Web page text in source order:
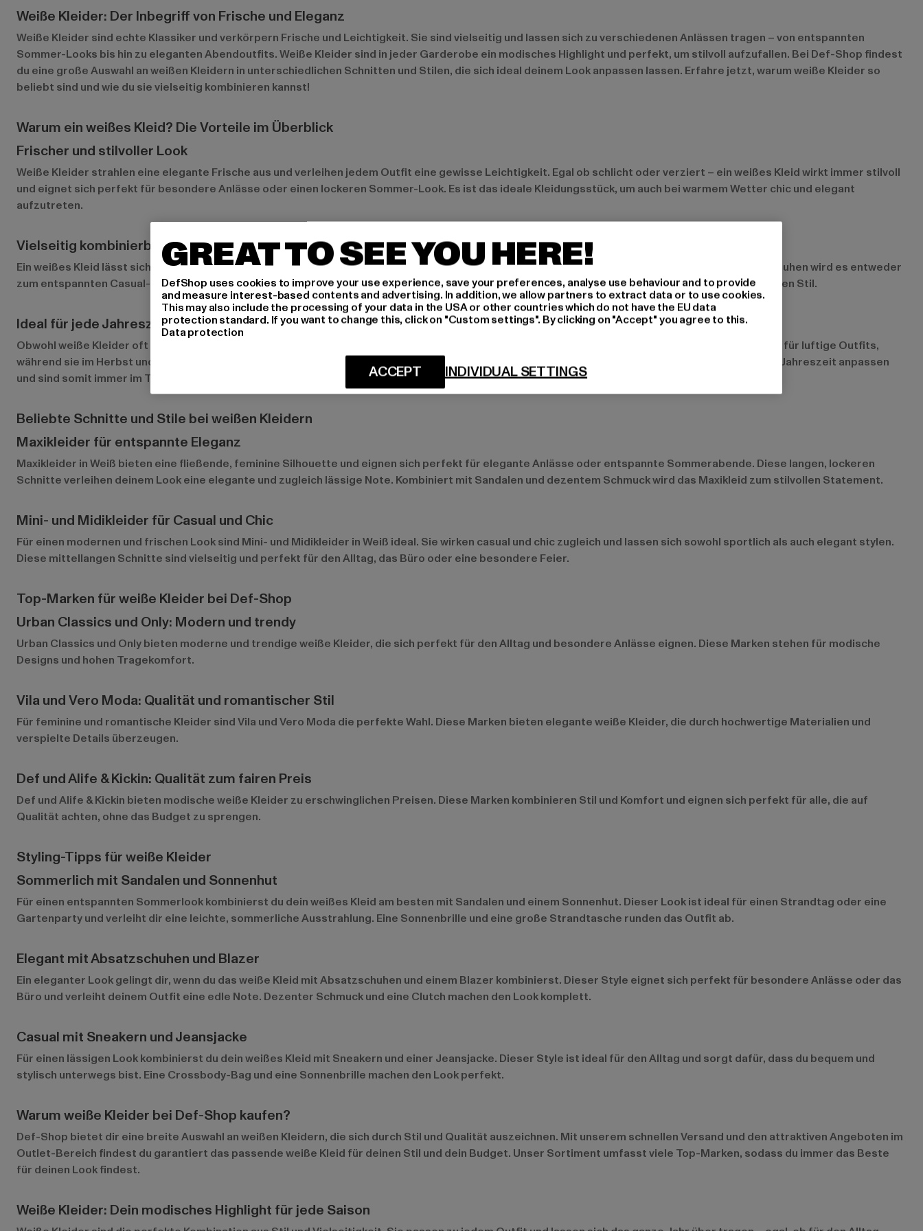
Weiße Kleider: Der Inbegriff von Frische und Eleganz
Weiße Kleider sind echte Klassiker und verkörpern Frische und Leichtigkeit. Sie sind vielseitig und lassen sich zu verschiedenen Anlässen tragen – von entspannten
Sommer-Looks bis hin zu eleganten Abendoutfits. Weiße Kleider sind in jeder Garderobe ein modisches Highlight und perfekt, um stilvoll aufzufallen. Bei Def-Shop findest
du eine große Auswahl an weißen Kleidern in unterschiedlichen Schnitten und Stilen, die sich ideal deinem Look anpassen lassen. Erfahre jetzt, warum weiße Kleider so
beliebt sind und wie du sie vielseitig kombinieren kannst!
Warum ein weißes Kleid? Die Vorteile im Überblick
Frischer und stilvoller Look
Weiße Kleider strahlen eine elegante Frische aus und verleihen jedem Outfit eine gewisse Leichtigkeit. Egal ob schlicht oder verziert – ein weißes Kleid wirkt immer stilvoll
und eignet sich perfekt für besondere Anlässe oder einen lockeren Sommer-Look. Es ist das ideale Kleidungsstück, um auch bei warmem Wetter chic und elegant
aufzutreten.
Vielseitig kombinierbar
Ein weißes Kleid lässt sich leicht an verschiedene Anlässe anpassen und ist somit ein echtes Allround-Talent. Mit den richtigen Accessoires und Schuhen wird es entweder
zum entspannten Casual-Outfit oder zum eleganten Abendlook. Durch seine Vielseitigkeit passt ein weißes Kleid perfekt in jede Jahreszeit und jeden Stil.
Ideal für jede Jahreszeit
Obwohl weiße Kleider oft im Sommer getragen werden, sind sie das ganze Jahr über ein modisches Highlight. Im Frühling und Sommer sind sie ideal für luftige Outfits,
während sie im Herbst und Winter mit Strumpfhosen und einer warmen Jacke kombiniert werden können. Weiße Kleider lassen sich einfach an jede Jahreszeit anpassen
und sind somit immer im Trend.
Beliebte Schnitte und Stile bei weißen Kleidern
Maxikleider für entspannte Eleganz
Maxikleider in Weiß bieten eine fließende, feminine Silhouette und eignen sich perfekt für elegante Anlässe oder entspannte Sommerabende. Diese langen, lockeren
Schnitte verleihen deinem Look eine elegante und zugleich lässige Note. Kombiniert mit Sandalen und dezentem Schmuck wird das Maxikleid zum stilvollen Statement.
Mini- und Midikleider für Casual und Chic
Für einen modernen und frischen Look sind Mini- und Midikleider in Weiß ideal. Sie wirken casual und chic zugleich und lassen sich sowohl sportlich als auch elegant stylen.
Diese mittellangen Schnitte sind vielseitig und perfekt für den Alltag, das Büro oder eine besondere Feier.
Top-Marken für weiße Kleider bei Def-Shop
Urban Classics und Only: Modern und trendy
Urban Classics und Onlybieten moderne und trendige weiße Kleider, die sich perfekt für den Alltag und besondere Anlässe eignen. Diese Marken stehen für modische
Designs und hohen Tragekomfort.
Vila und Vero Moda: Qualität und romantischer Stil
Für feminine und romantische Kleider sindVila undVero Moda die perfekte Wahl. Diese Marken bieten elegante weiße Kleider, die durch hochwertige Materialien und
verspielte Details überzeugen.
Def und Alife & Kickin: Qualität zum fairen Preis
Def undAlife & Kickin bieten modische weiße Kleider zu erschwinglichen Preisen. Diese Marken kombinieren Stil und Komfort und eignen sich perfekt für alle, die auf
Qualität achten, ohne das Budget zu sprengen.
Styling-Tipps für weiße Kleider
Sommerlich mit Sandalen und Sonnenhut
Für einen entspannten Sommerlook kombinierst du dein weißes Kleid am besten mit Sandalen und einem Sonnenhut. Dieser Look ist ideal für einen Strandtag oder eine
Gartenparty und verleiht dir eine leichte, sommerliche Ausstrahlung. Eine Sonnenbrille und eine große Strandtasche runden das Outfit ab.
Elegant mit Absatzschuhen und Blazer
Ein eleganter Look gelingt dir, wenn du das weiße Kleid mit Absatzschuhen und einem Blazer kombinierst. Dieser Style eignet sich perfekt für besondere Anlässe oder das
Büro und verleiht deinem Outfit eine edle Note. Dezenter Schmuck und eine Clutch machen den Look komplett.
Casual mit Sneakern und Jeansjacke
Für einen lässigen Look kombinierst du dein weißes Kleid mit Sneakern und einer Jeansjacke. Dieser Style ist ideal für den Alltag und sorgt dafür, dass du bequem und
stylisch unterwegs bist. Eine Crossbody-Bag und eine Sonnenbrille machen den Look perfekt.
Warum weiße Kleider bei Def-Shop kaufen?
Def-Shop bietet dir eine breite Auswahl an weißen Kleidern, die sich durch Stil und Qualität auszeichnen. Mit unserem schnellen Versand und den attraktiven Angeboten im
Outlet-Bereich findest du garantiert das passende weiße Kleid für deinen Stil und dein Budget. Unser Sortiment umfasst viele Top-Marken, sodass du immer das Beste
für deinen Look findest.
Weiße Kleider: Dein modisches Highlight für jede Saison
GREAT TO SEE YOU HERE!
DefShop uses cookies to improve your use experience, save your preferences, analyse use behaviour and to provide
and measure interest-based contents and advertising. In addition, we allow partners to extract data or to use cookies.
This may also include the processing of your data in the USA or other countries which do not have the EU data
protection standard. If you want to change this, click on "Custom settings". By clicking on "Accept" you agree to this.
Data protection
INDIVIDUAL SETTINGS
ACCEPT